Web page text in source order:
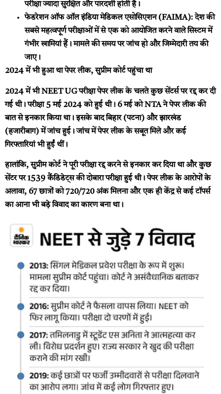
परीक्षा ज्यादा सुरक्षित और पारदर्शी होती है।
फेडरेशन ऑफ ऑल इंडिया मेडिकल एसोसिएशन (FAIMA):देश की
सबसे महत्वपूर्ण परीक्षाओं में से एक को आयोजित करने वाले सिस्टम में
गंभीर खामियां हैं। मामले की समय पर जांच हो और जिम्मेदारी तय की
जाए।
2024 में भी हुआ था पेपर लीक, सुप्रीम कोर्ट पहुंचा था
2024 में भी NEET UG परीक्षा पेपर लीक के चलते कुछ सेंटर्स पर रद्द कर दी
गई थी। परीक्षा 5 मई 2024 को हुई थी। 6 मई को NTA ने पेपर लीक की
बात से इनकार किया था। इसके बाद बिहार (पटना) और झारखंड
(हजारीबाग) में जांच हुई। जांच में पेपर लीक के सबूत मिले और कई
गिरफ्तारियां भी हुईं थीं।
हालांकि, सुप्रीम कोर्ट ने पूरी परीक्षा रद्द करने से इनकार कर दिया था और कुछ
सेंटर पर 1539 कैंडिडेट्स की दोबारा परीक्षा हुई थी। पेपर लीक के आरोपों के
अलावा, 67 छात्रों को 720/720 अंक मिलना और एक ही केंद्र से कई टॉपर्स
का आना भी बड़े विवाद का कारण बना था।